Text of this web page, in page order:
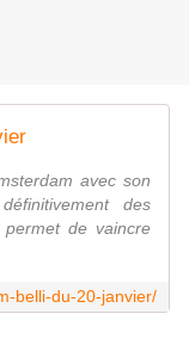
avec son
des
de vaincre
belli-du-20-janvier/